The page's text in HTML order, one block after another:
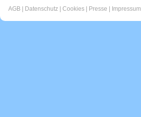
AGB Datenschutz Cookies Presse Impressum